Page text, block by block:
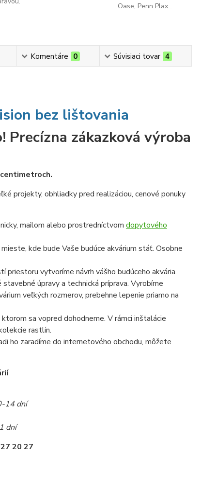
Oase, Penn Plax...
Komentáre 0 Súvisiaci tovar 4
bez lištovania
Precízna zákazková výroba
projekty, obhliadky pred realizáciou, cenové ponuky
mailom alebo prostredníctvom dopytového
kde bude Vaše budúce akvárium stáť. Osobne
priestoru vytvoríme návrh vášho budúceho akvária.
úpravy a technická príprava. Vyrobíme
veľkých rozmerov, prebehne lepenie priamo na
sa vopred dohodneme. V rámci inštalácie
rastlín.
ho zaradíme do internetového obchodu, môžete
14 dní
dní
20 27